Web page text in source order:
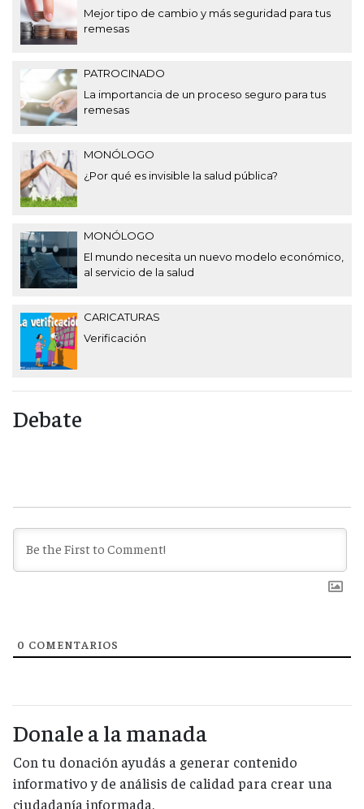
Mejor tipo de cambio y más seguridad para tus
remesas
PATROCINADO
La importancia de un proceso seguro para tus
remesas
MONÓLOGO
¿Por qué es invisible la salud pública?
MONÓLOGO
El mundo necesita un nuevo modelo económico,
al servicio de la salud
CARICATURAS
Verificación
Debate
0 COMENTARIOS
Donale a la manada
Con tu donación ayudás a generar contenido
informativo y de análisis de calidad para crear una
ciudadanía informada.